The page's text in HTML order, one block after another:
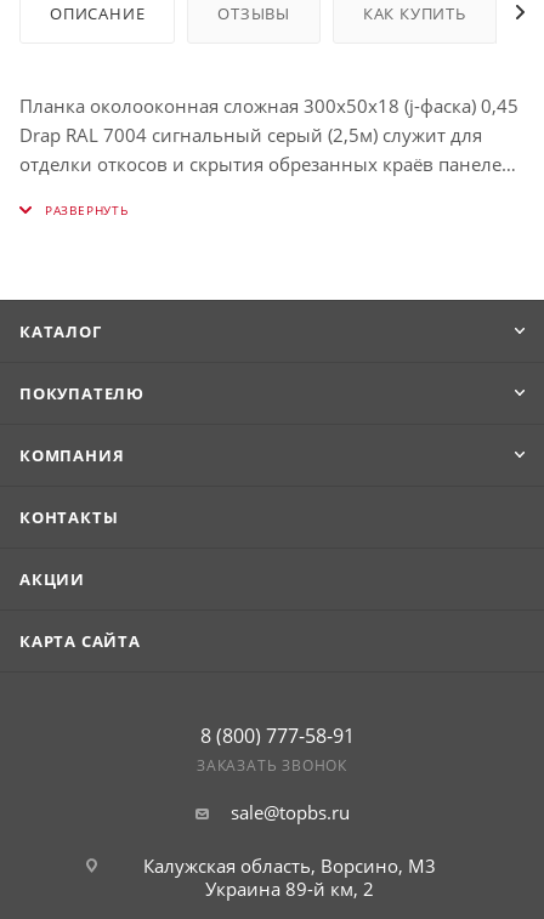
ОПИСАНИЕ ОТЗЫВЫ КАК КУПИТЬ
Планка околооконная сложная 300х50х18 (j-фаска) 0,45
Drap RAL 7004 сигнальный серый (2,5м) служит для
отделки откосов и скрытия обрезанных краёв панелей.
Использование таких планок облегчает процесс
КАТАЛОГ
ПОКУПАТЕЛЮ
КОМПАНИЯ
КОНТАКТЫ
АКЦИИ
КАРТА САЙТА
8 (800) 777-58-91
ЗАКАЗАТЬ ЗВОНОК
sale@topbs.ru
Калужская область, Ворсино, М3
Украина 89-й км, 2